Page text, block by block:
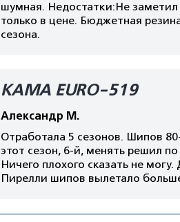
шумная. Недостатки:Не
только в цене. Бюджетная
сезона.
КАМА EURO-519
Александр М.
Отработала 5 сезонов. Шипов
этот сезон, 6-й, менять решил
Ничего плохого сказать не
Пирелли шипов вылетало